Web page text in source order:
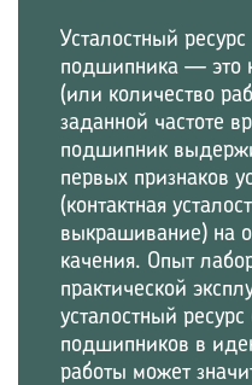
Усталостный
подшипника — это
(или количество
заданной частоте
подшипник
первых признаков
(контактная
выкрашивание) на
качения. Опыт
практической
усталостный
подшипников в
работы может